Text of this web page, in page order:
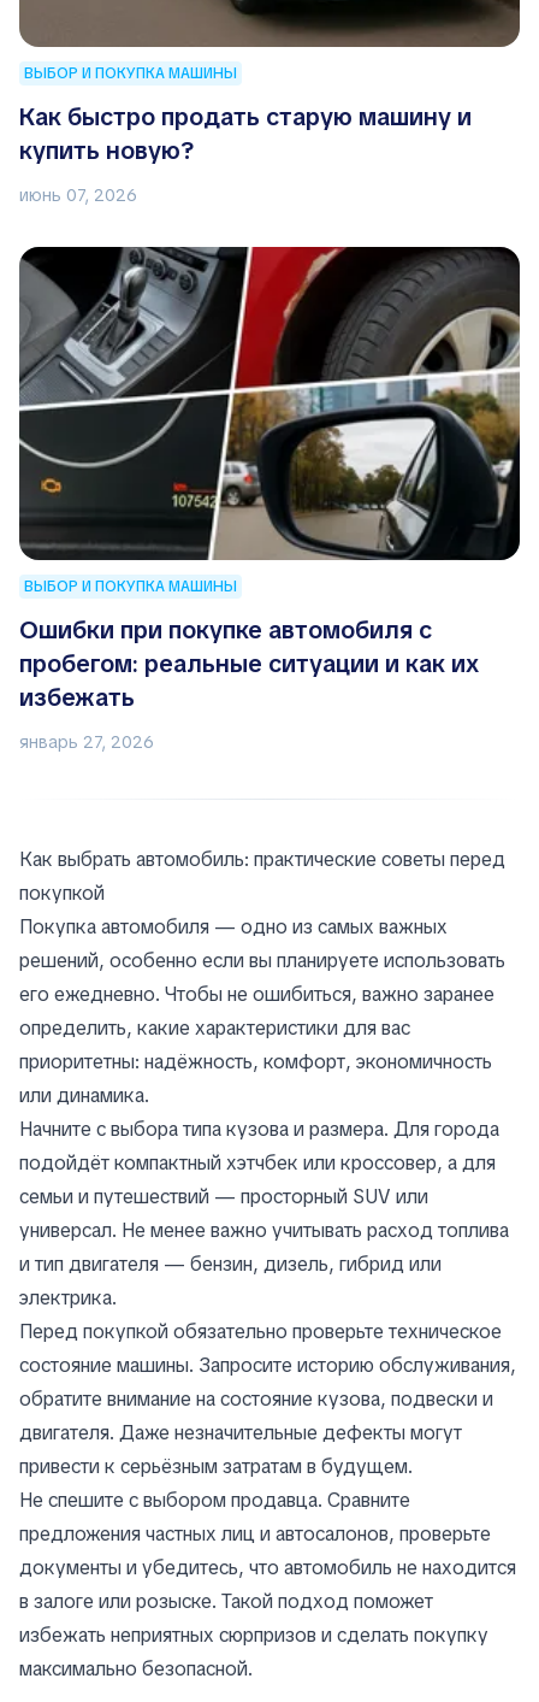
ВЫБОР И ПОКУПКА МАШИНЫ
Как быстро продать старую машину и
купить новую?
июнь 07, 2026
ВЫБОР И ПОКУПКА МАШИНЫ
Ошибки при покупке автомобиля с
пробегом: реальные ситуации и как их
избежать
январь 27, 2026
Как выбрать автомобиль: практические советы перед
покупкой
Покупка автомобиля — одно из самых важных
решений, особенно если вы планируете использовать
его ежедневно. Чтобы не ошибиться, важно заранее
определить, какие характеристики для вас
приоритетны: надёжность, комфорт, экономичность
или динамика.
Начните с выбора типа кузова и размера. Для города
подойдёт компактный хэтчбек или кроссовер, а для
семьи и путешествий — просторный SUV или
универсал. Не менее важно учитывать расход топлива
и тип двигателя — бензин, дизель, гибрид или
электрика.
Перед покупкой обязательно проверьте техническое
состояние машины. Запросите историю обслуживания,
обратите внимание на состояние кузова, подвески и
двигателя. Даже незначительные дефекты могут
привести к серьёзным затратам в будущем.
Не спешите с выбором продавца. Сравните
предложения частных лиц и автосалонов, проверьте
документы и убедитесь, что автомобиль не находится
в залоге или розыске. Такой подход поможет
избежать неприятных сюрпризов и сделать покупку
максимально безопасной.